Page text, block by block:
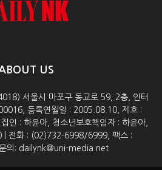
US
서울시 마포구 동교로 59, 2층, 인터
등록연월일 : 2005.08.10, 제호 :
인 : 하윤아, 청소년보호책임자 : 하윤아,
| 전화 : (02)732-6998/6999, 팩스 :
의: dailynk@uni-media.net